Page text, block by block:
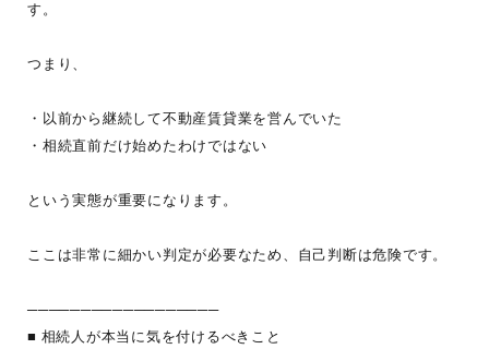
す。
つまり、
・以前から継続して不動産賃貸業を営んでいた
・相続直前だけ始めたわけではない
という実態が重要になります。
ここは非常に細かい判定が必要なため、自己判断は危険です。
──────────────────
■ 相続人が本当に気を付けるべきこと